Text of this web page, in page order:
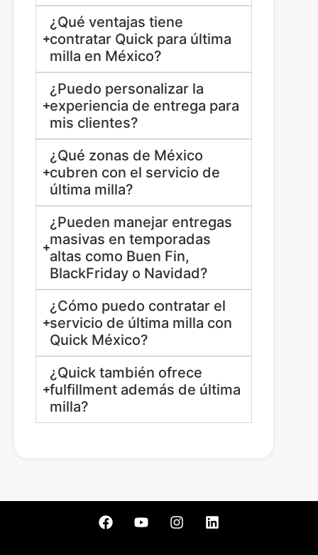
¿Qué ventajas tiene
contratar Quick para última
milla en México?
¿Puedo personalizar la
experiencia de entrega para
mis clientes?
¿Qué zonas de México
cubren con el servicio de
última milla?
¿Pueden manejar entregas
masivas en temporadas
altas como Buen Fin,
BlackFriday o Navidad?
¿Cómo puedo contratar el
servicio de última milla con
Quick México?
¿Quick también ofrece
fulfillment además de última
milla?